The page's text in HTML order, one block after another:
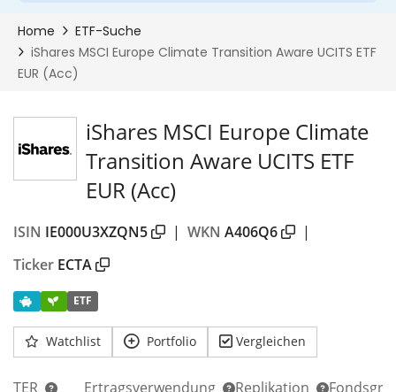
iShares MSCI Europe Climate
Transition Aware UCITS ETF
EUR (Acc)
ISIN IE000U3XZQN5 | WKN A406Q6
|
Ticker ECTA
ETF
Watchlist Portfolio Vergleichen
TER
Ertragsverwendung
Replikation